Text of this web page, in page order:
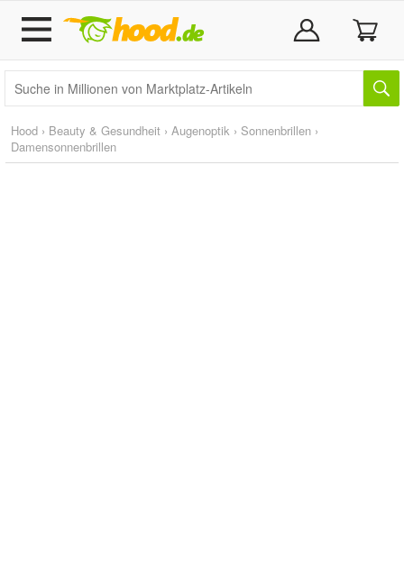
Hood › Beauty & Gesundheit › Augenoptik › Sonnenbrillen ›
Damensonnenbrillen